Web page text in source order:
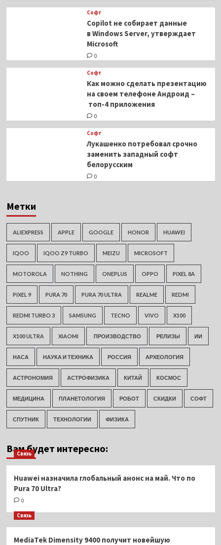
Софт
Copilot не собирает данные
в Windows Server, утверждает
Microsoft
0
Софт
Как можно сделать презентацию
на своем телефоне Андроид –
топ-4 приложения
0
Софт
Лукашенко потребовал срочно
заменить западный софт
белорусским
0
Метки
ALIEXPRESS APPLE GOOGLE HONOR HUAWEI
IQOO IQOO Z9 TURBO MEIZU MICROSOFT
MOTOROLA NOTHING ONEPLUS OPPO PIXEL 8A
PIXEL 9 PURA 70 PURA 70 ULTRA REALME REDMI
REDMI TURBO 3 SAMSUNG TECNO VIVO X100
X100 ULTRA XIAOMI ПРОИЗВОДСТВО РЕЛИЗЫ ИИ
НАСА НАУКА И ТЕХНИКА РОССИЯ АРХЕОЛОГИЯ
АСТРОНОМИЯ АСТРОФИЗИКА КИТАЙ КОСМОС
МЕДИЦИНА ПЛАНЕТОЛОГИЯ РОБОТ СКИДКИ СОФТ
СПУТНИК ТЕХНОЛОГИИ ФИЗИКА
Вам будет интересно:
Связь
Huawei назначила глобальный анонс на май. Что по
Pura 70 Ultra?
0
Связь
MediaTek Dimensity 9400 получит новейшую